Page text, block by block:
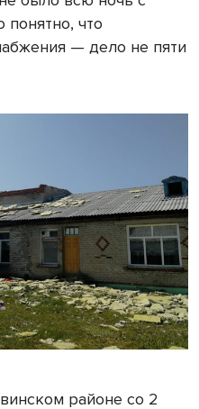
понятно, что
— дело не пяти
районе со 2